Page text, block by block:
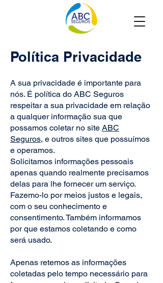
Política Privacidade
A sua privacidade é importante para
nós. É política do ABC Seguros
respeitar a sua privacidade em relação
a qualquer informação sua que
possamos coletar no site ABC
Seguros, e outros sites que possuímos
e operamos.
Solicitamos informações pessoais
apenas quando realmente precisamos
delas para lhe fornecer um serviço.
Fazemo-lo por meios justos e legais,
com o seu conhecimento e
consentimento. Também informamos
por que estamos coletando e como
será usado.
Apenas retemos as informações
coletadas pelo tempo necessário para